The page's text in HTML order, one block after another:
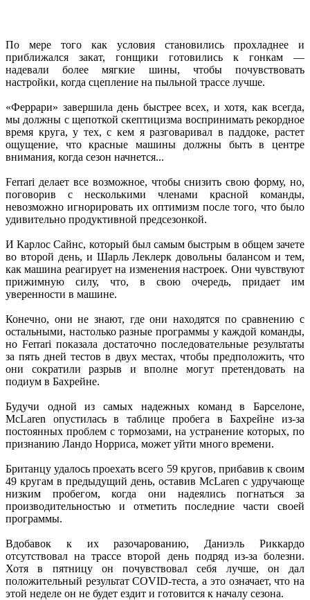
По мере того как условия становились прохладнее и
приближался закат, гонщики готовились к гонкам —
надевали более мягкие шины, чтобы почувствовать
настройки, когда сцепление на пыльной трассе лучше.
«Феррари» завершила день быстрее всех, и хотя, как всегда,
мы должны с щепоткой скептицизма воспринимать рекордное
время круга, у тех, с кем я разговаривал в паддоке, растет
ощущение, что красные машины должны быть в центре
внимания, когда сезон начнется...
Ferrari делает все возможное, чтобы снизить свою форму, но,
поговорив с несколькими членами красной команды,
невозможно игнорировать их оптимизм после того, что было
удивительно продуктивной предсезонкой.
И Карлос Сайнс, который был самым быстрым в общем зачете
во второй день, и Шарль Леклерк довольны балансом и тем,
как машина реагирует на изменения настроек. Они чувствуют
прижимную силу, что, в свою очередь, придает им
уверенности в машине.
Конечно, они не знают, где они находятся по сравнению с
остальными, настолько разные программы у каждой команды,
но Ferrari показала достаточно последовательные результаты
за пять дней тестов в двух местах, чтобы предположить, что
они сократили разрыв и вполне могут претендовать на
подиум в Бахрейне.
Будучи одной из самых надежных команд в Барселоне,
McLaren опустилась в таблице пробега в Бахрейне из-за
постоянных проблем с тормозами, на устранение которых, по
признанию Ландо Норриса, может уйти много времени.
Британцу удалось проехать всего 59 кругов, прибавив к своим
49 кругам в предыдущий день, оставив McLaren с удручающе
низким пробегом, когда они надеялись погнаться за
производительностью и отметить последние части своей
программы.
Вдобавок к их разочарованию, Даниэль Риккардо
отсутствовал на трассе второй день подряд из-за болезни.
Хотя в пятницу он почувствовал себя лучше, он дал
положительный результат COVID-теста, а это означает, что на
этой неделе он не будет ездит и готовится к началу сезона.